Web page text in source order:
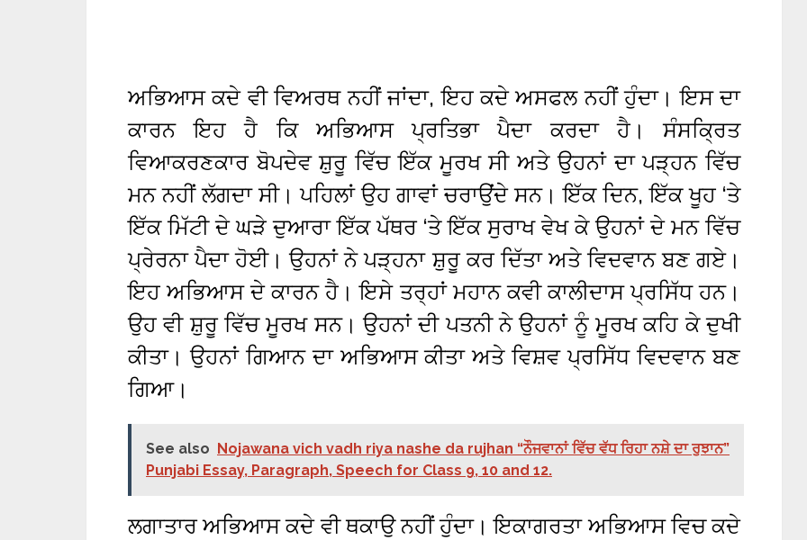
ਅਭਿਆਸ ਕਦੇ ਵੀ ਵਿਅਰਥ ਨਹੀਂ ਜਾਂਦਾ, ਇਹ ਕਦੇ ਅਸਫਲ ਨਹੀਂ ਹੁੰਦਾ। ਇਸ ਦਾ
ਕਾਰਨ ਇਹ ਹੈ ਕਿ ਅਭਿਆਸ ਪ੍ਰਤਿਭਾ ਪੈਦਾ ਕਰਦਾ ਹੈ। ਸੰਸਕ੍ਰਿਤ
ਵਿਆਕਰਣਕਾਰ ਬੋਪਦੇਵ ਸ਼ੁਰੂ ਵਿੱਚ ਇੱਕ ਮੂਰਖ ਸੀ ਅਤੇ ਉਹਨਾਂ ਦਾ ਪੜ੍ਹਨ ਵਿੱਚ
ਮਨ ਨਹੀਂ ਲੱਗਦਾ ਸੀ। ਪਹਿਲਾਂ ਉਹ ਗਾਵਾਂ ਚਰਾਉਂਦੇ ਸਨ। ਇੱਕ ਦਿਨ, ਇੱਕ ਖੂਹ ‘ਤੇ
ਇੱਕ ਮਿੱਟੀ ਦੇ ਘੜੇ ਦੁਆਰਾ ਇੱਕ ਪੱਥਰ ‘ਤੇ ਇੱਕ ਸੁਰਾਖ ਵੇਖ ਕੇ ਉਹਨਾਂ ਦੇ ਮਨ ਵਿੱਚ
ਪ੍ਰੇਰਨਾ ਪੈਦਾ ਹੋਈ। ਉਹਨਾਂ ਨੇ ਪੜ੍ਹਨਾ ਸ਼ੁਰੂ ਕਰ ਦਿੱਤਾ ਅਤੇ ਵਿਦਵਾਨ ਬਣ ਗਏ।
ਇਹ ਅਭਿਆਸ ਦੇ ਕਾਰਨ ਹੈ। ਇਸੇ ਤਰ੍ਹਾਂ ਮਹਾਨ ਕਵੀ ਕਾਲੀਦਾਸ ਪ੍ਰਸਿੱਧ ਹਨ।
ਉਹ ਵੀ ਸ਼ੁਰੂ ਵਿੱਚ ਮੂਰਖ ਸਨ। ਉਹਨਾਂ ਦੀ ਪਤਨੀ ਨੇ ਉਹਨਾਂ ਨੂੰ ਮੂਰਖ ਕਹਿ ਕੇ ਦੁਖੀ
ਕੀਤਾ। ਉਹਨਾਂ ਗਿਆਨ ਦਾ ਅਭਿਆਸ ਕੀਤਾ ਅਤੇ ਵਿਸ਼ਵ ਪ੍ਰਸਿੱਧ ਵਿਦਵਾਨ ਬਣ
ਗਿਆ।
See also Nojawana vich vadh riya nashe da rujhan “ਨੌਜਵਾਨਾਂ ਵਿੱਚ ਵੱਧ ਰਿਹਾ ਨਸ਼ੇ ਦਾ ਰੁਝਾਨ”
Punjabi Essay, Paragraph, Speech for Class 9, 10 and 12.
ਲਗਾਤਾਰ ਅਭਿਆਸ ਕਦੇ ਵੀ ਥਕਾਉ ਨਹੀਂ ਹੁੰਦਾ। ਇਕਾਗਰਤਾ ਅਭਿਆਸ ਵਿਚ ਕਦੇ